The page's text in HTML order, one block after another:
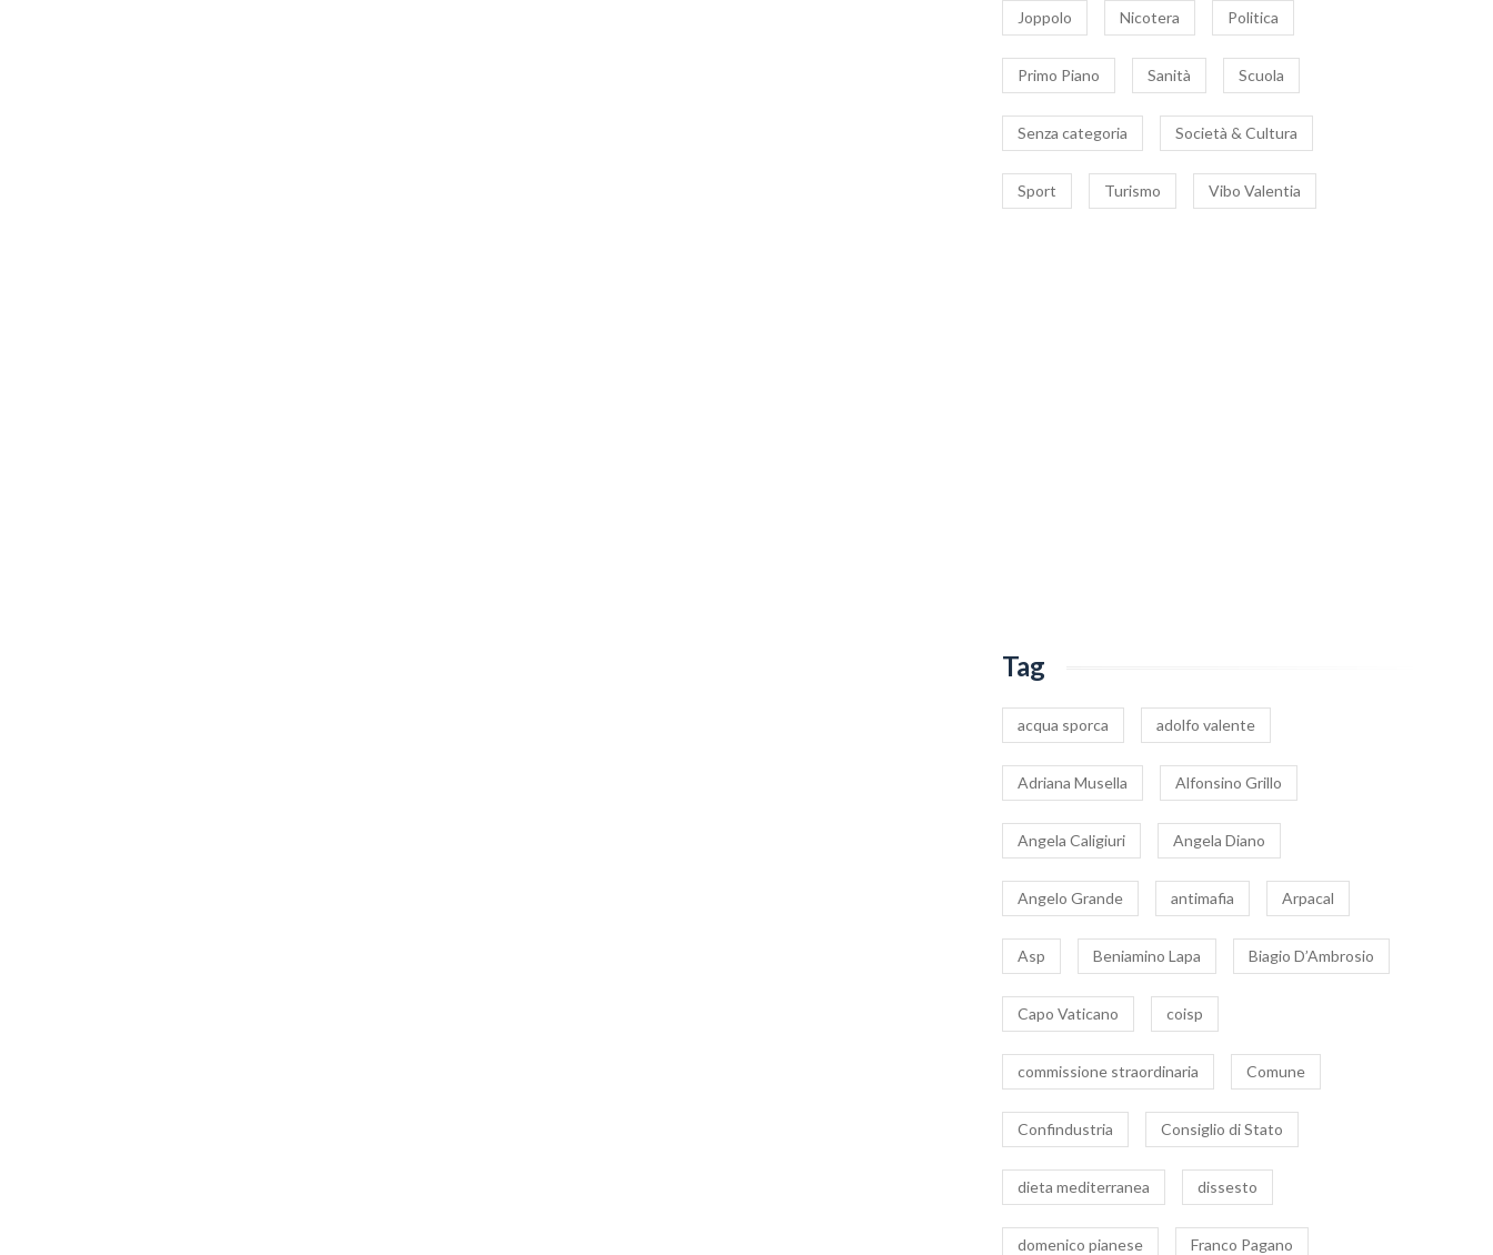
Joppolo Nicotera Politica
Primo Piano Sanità Scuola
Senza categoria Società & Cultura
Sport Turismo Vibo Valentia
Tag
acqua sporca adolfo valente
Adriana Musella Alfonsino Grillo
Angela Caligiuri Angela Diano
Angelo Grande antimafia Arpacal
Asp Beniamino Lapa Biagio D’Ambrosio
Capo Vaticano coisp
commissione straordinaria Comune
Confindustria Consiglio di Stato
dieta mediterranea dissesto
domenico pianese Franco Pagano